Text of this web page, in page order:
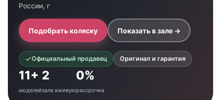
России, г
Подобрать коляску Показать в зале →
Официальный продавец Оригинал и гарантия
11+
моделей
2
зала вживую
0%
рассрочка